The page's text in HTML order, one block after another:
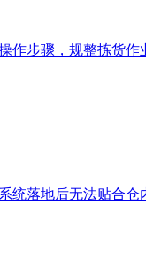
步骤，规整拣货
落地后无法贴合